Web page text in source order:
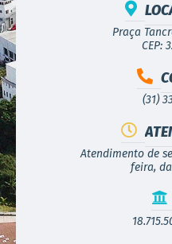
Praça
CEP:
(31)
Atendimento de
feira,